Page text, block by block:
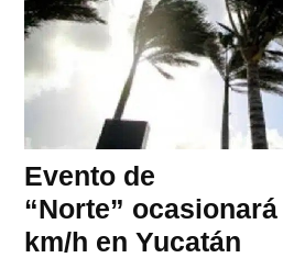
Evento de
“Norte”
km/h en Yucatán